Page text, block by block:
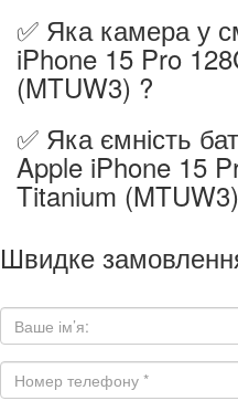
✅ Яка камера у
iPhone 15 Pro
(MTUW3) ?
✅ Яка ємність
Apple iPhone 15
Titanium
Швидке